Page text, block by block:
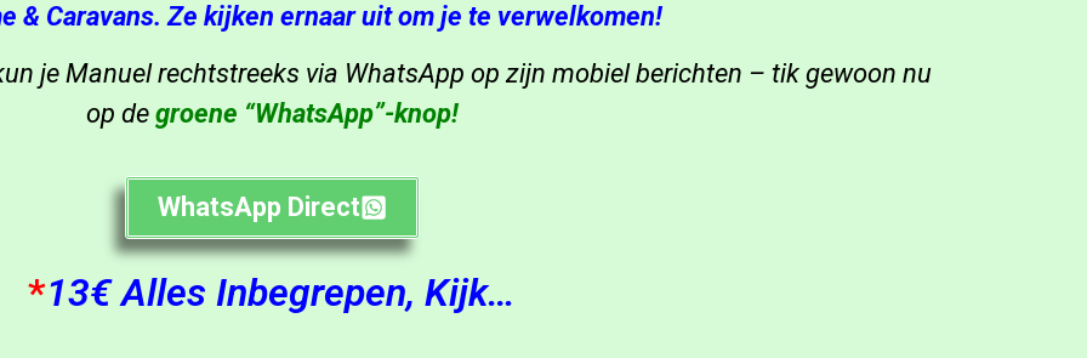
& Caravans. Ze kijken ernaar uit om je te verwelkomen!
je Manuel rechtstreeks via WhatsApp op zijn mobiel berichten – tik gewoon nu
op de groene “WhatsApp”-knop!
WhatsApp Direct
*13€ Alles Inbegrepen, Kijk…